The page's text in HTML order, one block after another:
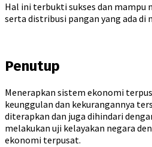
Hal ini terbukti sukses dan mampu
serta distribusi pangan yang ada di
Penutup
Menerapkan sistem ekonomi
keunggulan dan kekurangannya
diterapkan dan juga dihindari
melakukan uji kelayakan negara
ekonomi terpusat.